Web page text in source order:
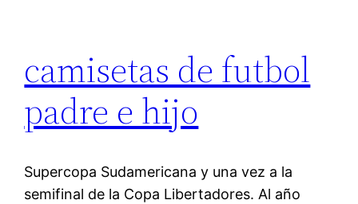
camisetas de futbol
padre e hijo
Supercopa Sudamericana y una vez a la
semifinal de la Copa Libertadores. Al año